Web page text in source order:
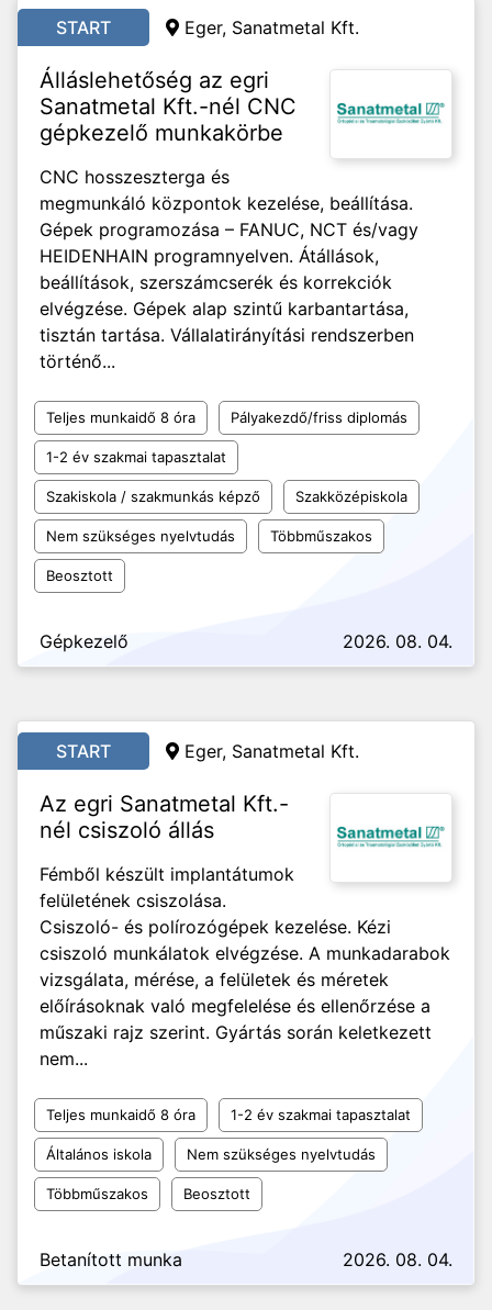
START Eger, Sanatmetal Kft.
Álláslehetőség az egri
Sanatmetal Kft.-nél CNC
gépkezelő munkakörbe
CNC hosszeszterga és
megmunkáló központok kezelése, beállítása.
Gépek programozása – FANUC, NCT és/vagy
HEIDENHAIN programnyelven. Átállások,
beállítások, szerszámcserék és korrekciók
elvégzése. Gépek alap szintű karbantartása,
tisztán tartása. Vállalatirányítási rendszerben
történő...
Teljes munkaidő 8 óra Pályakezdő/friss diplomás
1-2 év szakmai tapasztalat
Szakiskola / szakmunkás képző Szakközépiskola
Nem szükséges nyelvtudás Többműszakos
Beosztott
Gépkezelő 2026. 08. 04.
START Eger, Sanatmetal Kft.
Az egri Sanatmetal Kft.-
nél csiszoló állás
Fémből készült implantátumok
felületének csiszolása.
Csiszoló- és polírozógépek kezelése. Kézi
csiszoló munkálatok elvégzése. A munkadarabok
vizsgálata, mérése, a felületek és méretek
előírásoknak való megfelelése és ellenőrzése a
műszaki rajz szerint. Gyártás során keletkezett
nem...
Teljes munkaidő 8 óra 1-2 év szakmai tapasztalat
Általános iskola Nem szükséges nyelvtudás
Többműszakos Beosztott
Betanított munka 2026. 08. 04.